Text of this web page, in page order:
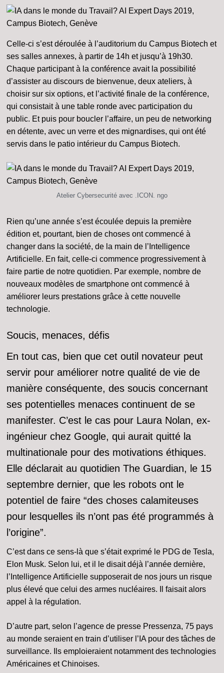
Celle-ci s’est déroulée à l’auditorium du Campus Biotech et
ses salles annexes, à partir de 14h et jusqu’à 19h30.
Chaque participant à la conférence avait la possibilité
d’assister au discours de bienvenue, deux ateliers, à
choisir sur six options, et l’activité finale de la conférence,
qui consistait à une table ronde avec participation du
public. Et puis pour boucler l’affaire, un peu de networking
en détente, avec un verre et des mignardises, qui ont été
servis dans le patio intérieur du Campus Biotech.
Atelier Cybersecurité avec .ICON. ngo
Rien qu’une année s’est écoulée depuis la première
édition et, pourtant, bien de choses ont commencé à
changer dans la société, de la main de l’Intelligence
Artificielle. En fait, celle-ci commence progressivement à
faire partie de notre quotidien. Par exemple, nombre de
nouveaux modèles de smartphone ont commencé à
améliorer leurs prestations grâce à cette nouvelle
technologie.
Soucis, menaces, défis
En tout cas, bien que cet outil novateur peut
servir pour améliorer notre qualité de vie de
manière conséquente, des soucis concernant
ses potentielles menaces continuent de se
manifester. C’est le cas pour Laura Nolan, ex-
ingénieur chez Google, qui aurait quitté la
multinationale pour des motivations éthiques.
Elle déclarait au quotidien The Guardian, le 15
septembre dernier, que les robots ont le
potentiel de faire “des choses calamiteuses
pour lesquelles ils n’ont pas été programmés à
l’origine”.
C’est dans ce sens-là que s’était exprimé le PDG de Tesla,
Elon Musk. Selon lui, et il le disait déjà l’année dernière,
l’Intelligence Artificielle supposerait de nos jours un risque
plus élevé que celui des armes nucléaires. Il faisait alors
appel à la régulation.
D’autre part, selon l’agence de presse Pressenza, 75 pays
au monde seraient en train d’utiliser l’IA pour des tâches de
surveillance. Ils emploieraient notamment des technologies
Américaines et Chinoises.